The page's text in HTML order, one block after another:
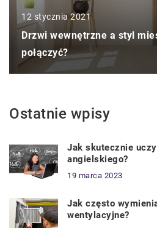
12 stycznia 2021
Drzwi wewnętrzne a styl
połączyć?
Ostatnie wpisy
Jak skutecznie
angielskiego?
19 marca 2023
Jak często
wentylacyjne?